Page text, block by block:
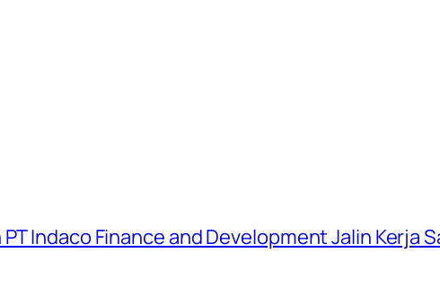
Indaco Finance and Development Jalin Kerja